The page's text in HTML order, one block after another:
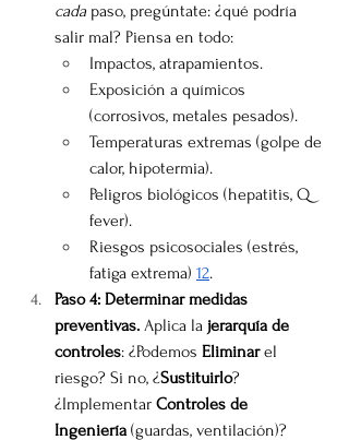
cada paso, pregúntate: ¿qué podría
salir mal? Piensa en todo:
Impactos, atrapamientos.
Exposición a químicos
(corrosivos, metales pesados).
Temperaturas extremas (golpe de
calor, hipotermia).
Peligros biológicos (hepatitis, Q
fever).
Riesgos psicosociales (estrés,
fatiga extrema) 12.
Paso 4: Determinar medidas
preventivas. Aplica la jerarquía de
controles: ¿Podemos Eliminar el
riesgo? Si no, ¿Sustituirlo?
¿Implementar Controles de
Ingeniería (guardas, ventilación)?